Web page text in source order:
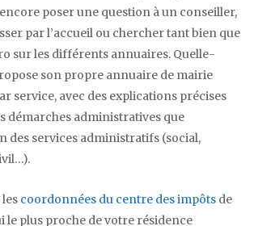
poser une question à un conseiller,
par l’accueil ou chercher tant bien que
sur les différents annuaires. Quelle-
son propre annuaire de mairie
service, avec des explications précises
démarches administratives que
des services administratifs (social,
coordonnées du centre des impôts de
le plus proche de votre résidence